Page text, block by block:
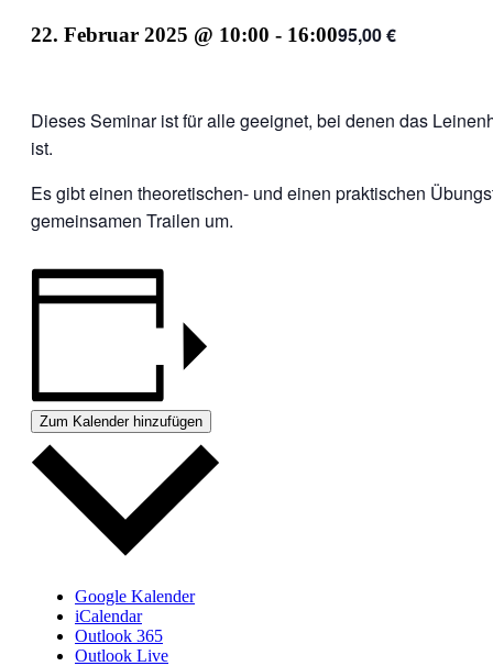
22. Februar 2025 @ 10:00 - 16:0095,00 €
Dieses Seminar ist für alle geeignet, bei denen das
ist.
Es gibt einen theoretischen- und einen praktischen
gemeinsamen Trailen um.
Zum Kalender hinzufügen
Google Kalender
iCalendar
Outlook 365
Outlook Live